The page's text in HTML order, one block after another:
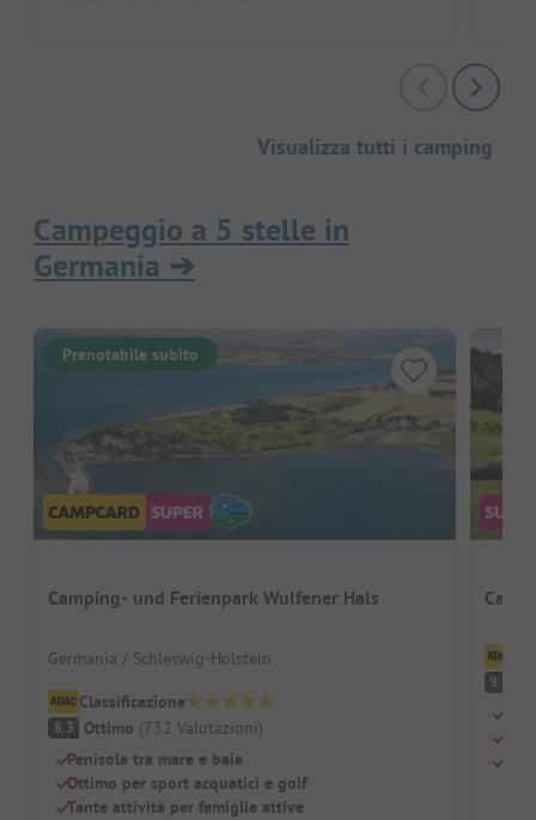
Visualizza tutti i camping
Campeggio a 5 stelle in
Germania ➔
Prenotabile subito
Camping- und Ferienpark Wulfener Hals
Germania / Schleswig-Holstein
Classificazione
8.3 Ottimo (732 Valutazioni)
Penisola tra mare e baia
Ottimo per sport acquatici e golf
Tante attività per famiglie attive
9.5